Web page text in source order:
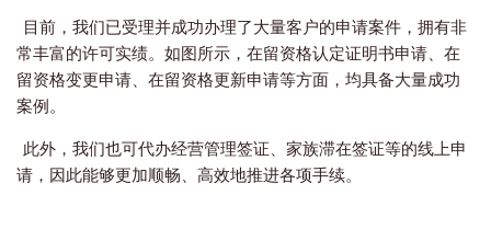
目前，我们已受理并成功办理了大量客户的申请案件，拥有非
常丰富的许可实绩。如图所示，在留资格认定证明书申请、在
留资格变更申请、在留资格更新申请等方面，均具备大量成功
案例。
此外，我们也可代办经营管理签证、家族滞在签证等的线上申
请，因此能够更加顺畅、高效地推进各项手续。